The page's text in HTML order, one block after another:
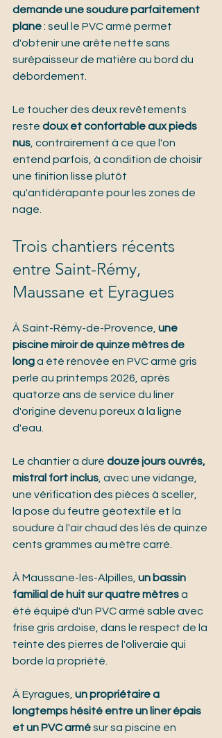
demande une soudure parfaitement
plane : seul le PVC armé permet
d'obtenir une arête nette sans
surépaisseur de matière au bord du
débordement.
Le toucher des deux revêtements
reste doux et confortable aux pieds
nus, contrairement à ce que l'on
entend parfois, à condition de choisir
une finition lisse plutôt
qu'antidérapante pour les zones de
nage.
Trois chantiers récents
entre Saint-Rémy,
Maussane et Eyragues
À Saint-Rémy-de-Provence, une
piscine miroir de quinze mètres de
long a été rénovée en PVC armé gris
perle au printemps 2026, après
quatorze ans de service du liner
d'origine devenu poreux à la ligne
d'eau.
Le chantier a duré douze jours ouvrés,
mistral fort inclus, avec une vidange,
une vérification des pièces à sceller,
la pose du feutre géotextile et la
soudure à l'air chaud des lés de quinze
cents grammes au mètre carré.
À Maussane-les-Alpilles, un bassin
familial de huit sur quatre mètres a
été équipé d'un PVC armé sable avec
frise gris ardoise, dans le respect de la
teinte des pierres de l'oliveraie qui
borde la propriété.
À Eyragues, un propriétaire a
longtemps hésité entre un liner épais
et un PVC armé sur sa piscine en